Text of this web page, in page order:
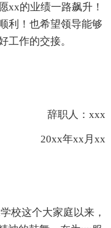
xx的业绩一路飙升！
利！也希望领导能够
工作的交接。
辞职人：xxx
20xx年xx月xx
这个大家庭以来，